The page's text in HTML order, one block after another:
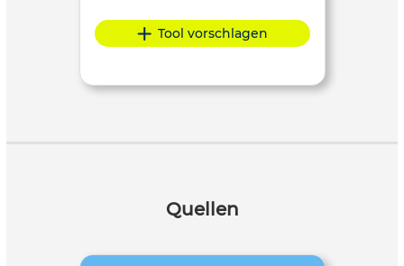
Tool vorschlagen
Quellen